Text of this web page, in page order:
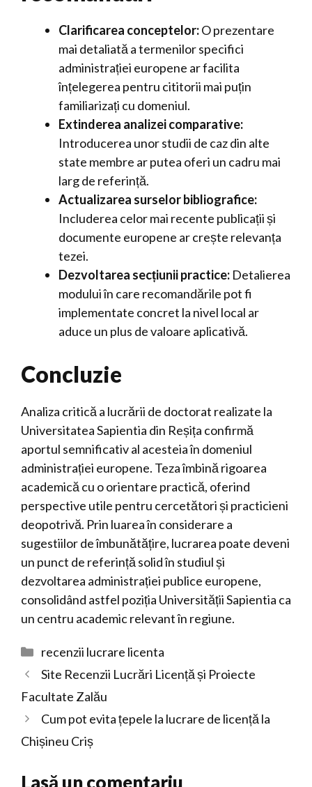
Clarificarea conceptelor:O prezentare
mai detaliată a termenilor specifici
administrației europene ar facilita
înțelegerea pentru cititorii mai puțin
familiarizați cu domeniul.
Extinderea analizei comparative:
Introducerea unor studii de caz din alte
state membre ar putea oferi un cadru mai
larg de referință.
Actualizarea surselor bibliografice:
Includerea celor mai recente publicații și
documente europene ar crește relevanța
tezei.
Dezvoltarea secțiunii practice: Detalierea
modului în care recomandările pot fi
implementate concret la nivel local ar
aduce un plus de valoare aplicativă.
Concluzie
Analiza critică a lucrării de doctorat realizate la
Universitatea Sapientia din Reșița confirmă
aportul semnificativ al acesteia în domeniul
administrației europene. Teza îmbină rigoarea
academică cu o orientare practică, oferind
perspective utile pentru cercetători și practicieni
deopotrivă. Prin luarea în considerare a
sugestiilor de îmbunătățire, lucrarea poate deveni
un punct de referință solid în studiul și
dezvoltarea administrației publice europene,
consolidând astfel poziția Universității Sapientia ca
un centru academic relevant în regiune.
Categorii
recenzii lucrare licenta
Site Recenzii Lucrări Licență și Proiecte
Facultate Zalău
Cum pot evita țepele la lucrare de licență la
Chișineu Criș
Lasă un comentariu